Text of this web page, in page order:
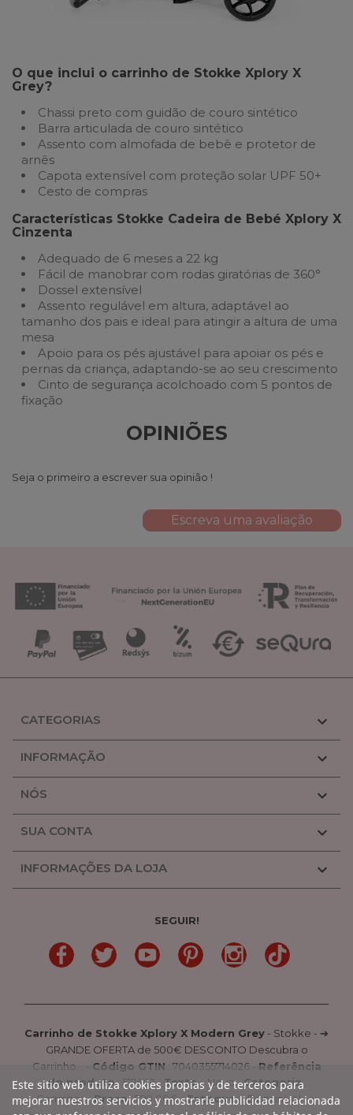
O que inclui o carrinho de Stokke Xplory X
Grey?
Chassi preto com guidão de couro sintético
Barra articulada de couro sintético
Assento com almofada de bebê e protetor de
arnês
Capota extensível com proteção solar UPF 50+
Cesto de compras
Características Stokke Cadeira de Bebé Xplory X
Cinzenta
Adequado de 6 meses a 22 kg
Fácil de manobrar com rodas giratórias de 360°
Dossel extensível
Assento regulável em altura, adaptável ao
tamanho dos pais e ideal para atingir a altura de uma
mesa
Apoio para os pés ajustável para apoiar os pés e
pernas da criança, adaptando-se ao seu crescimento
Cinto de segurança acolchoado com 5 pontos de
fixação
OPINIÕES
Seja o primeiro a escrever sua opinião !
Escreva uma avaliação
CATEGORIAS 
INFORMAÇÃO 
NÓS 
SUA CONTA 
INFORMAÇÕES DA LOJA 
SEGUIR!
LinkedIn Gorjeio YouTube PinterestLinkedinTikTok
Carrinho de Stokke Xplory X Modern Grey - Stokke - ➔
GRANDE OFERTA de 500€ DESCONTO Descubra o
Carrinho...
- Código GTIN : 7040355714026 - Referência
do produto: 571402- Texto: Novo-Categoria:
Carrinhos-Preço:799.00€ -Estoque: Disponível
Este sitio web utiliza cookies propias y de terceros para
mejorar nuestros servicios y mostrarle publicidad relacionada